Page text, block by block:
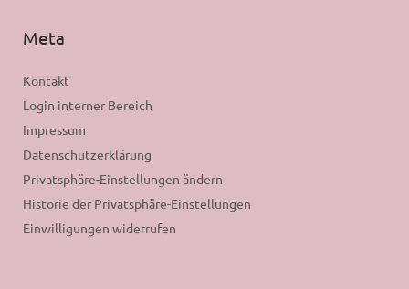
Meta
Kontakt
Login interner Bereich
Impressum
Datenschutzerklärung
Privatsphäre-Einstellungen ändern
Historie der Privatsphäre-Einstellungen
Einwilligungen widerrufen